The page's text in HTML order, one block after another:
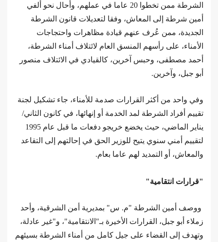
الشرطة ممن تخطوا 20 عاما في عملهم، وأحال نحو ألفي
أمين شرطة إلى المعاش، وفقا لتعديلات قانون الشرطة
الجديدة، ممن عُرف عنهم قيادة مظاهرات واحتجاجات
الأمناء، على رأسهم المنسق العام لائتلاف أمناء الشرطة،
أحمد مصطفى، وحبس آخرين، كالقيادي في الائتلاف منصور
أبو جبل، وآخرين.
وفي واحد من أكثر القرارات صدمة للأمناء، جاء تشكيل لجنة
تقييم أفراد الشرطة لمد الخدمة أو إنهائها، في كانون الثاني/
يناير الماضي، حيث يخضع خريجو دفعات ما قبل عام 1995
لتقييم أمني سنوي يتيح للوزير الحق في إحالتهم إلى التقاعد
والمعاش، أو التمديد لهم عاما بعام.
"قرارات انتقامية"
ووصف أمين الشرطة "م. س" بمديرية أمن الشرقية، وأحد
زملاء أبو جبل، القرارات الأخيرة بـ"الانتقامية"، و"غير عادلة،
وتهدف إلى القضاء على جيل كامل من أمناء الشرطة بسيئهم